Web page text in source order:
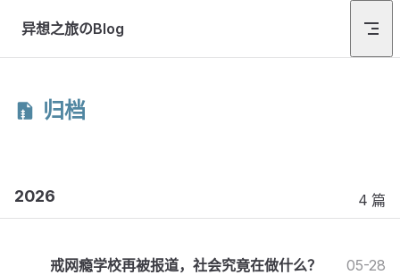
Skip to content
异想之旅のBlog
归档
2026 4 篇
戒网瘾学校再被报道，社会究竟在做什么？ 05-28